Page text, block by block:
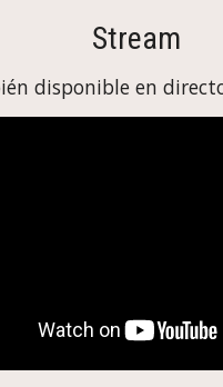
Stream
disponible en